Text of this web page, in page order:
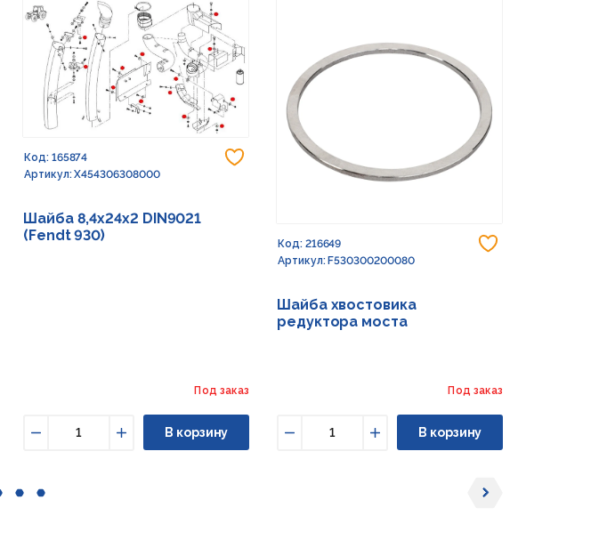
Добавить в избранное
Добавить в избранное
Код: 165874
Артикул: X454306308000
Шайба 8,4х24х2 DIN9021
(Fendt 930)
Под заказ
Увеличить
В корзину
Код: 216649
Артикул: F530300200080
Шайба хвостовика
редуктора моста
Под заказ
Увеличить
В корзину